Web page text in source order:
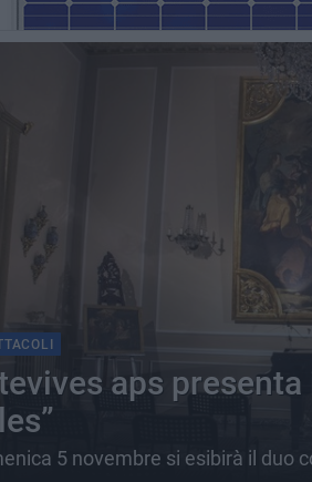
aps
5 novembre si esibirà il duo